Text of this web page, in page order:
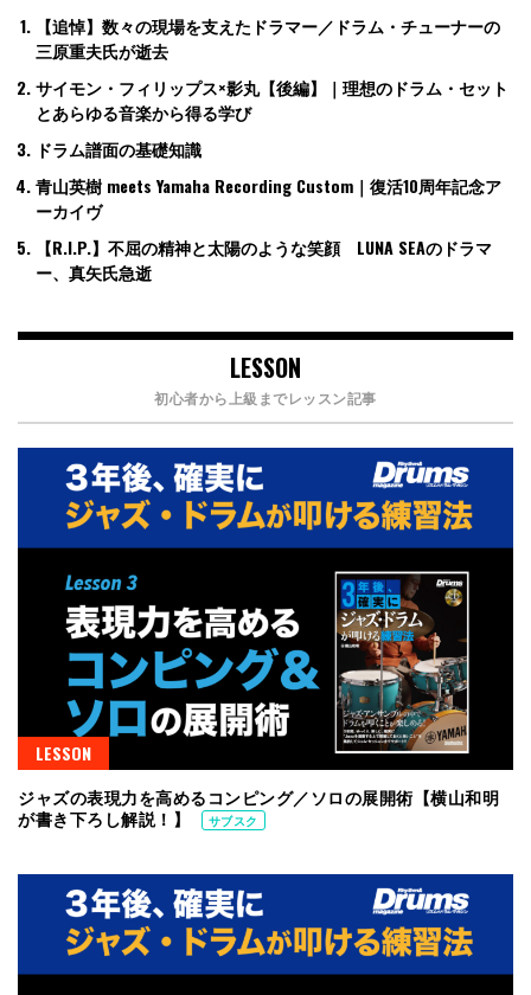
【追悼】数々の現場を支えたドラマー／ドラム・チューナーの
三原重夫氏が逝去
サイモン・フィリップス×影丸【後編】｜理想のドラム・セット
とあらゆる音楽から得る学び
ドラム譜面の基礎知識
青山英樹 meets Yamaha Recording Custom｜復活10周年記念ア
ーカイヴ
【R.I.P.】不屈の精神と太陽のような笑顔 LUNA SEAのドラマ
ー、真矢氏急逝
LESSON
初心者から上級までレッスン記事
LESSON
ジャズの表現力を高めるコンピング／ソロの展開術【横山和明
が書き下ろし解説！】
サブスク